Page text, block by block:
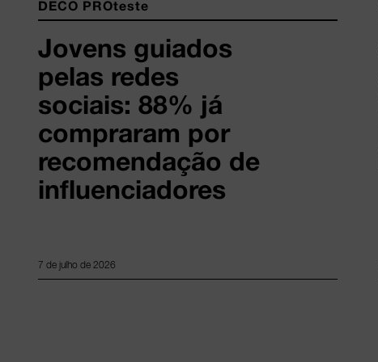
DECO PROteste
Jovens guiados
pelas redes
sociais: 88% já
compraram por
recomendação de
influenciadores
7 de julho de 2026